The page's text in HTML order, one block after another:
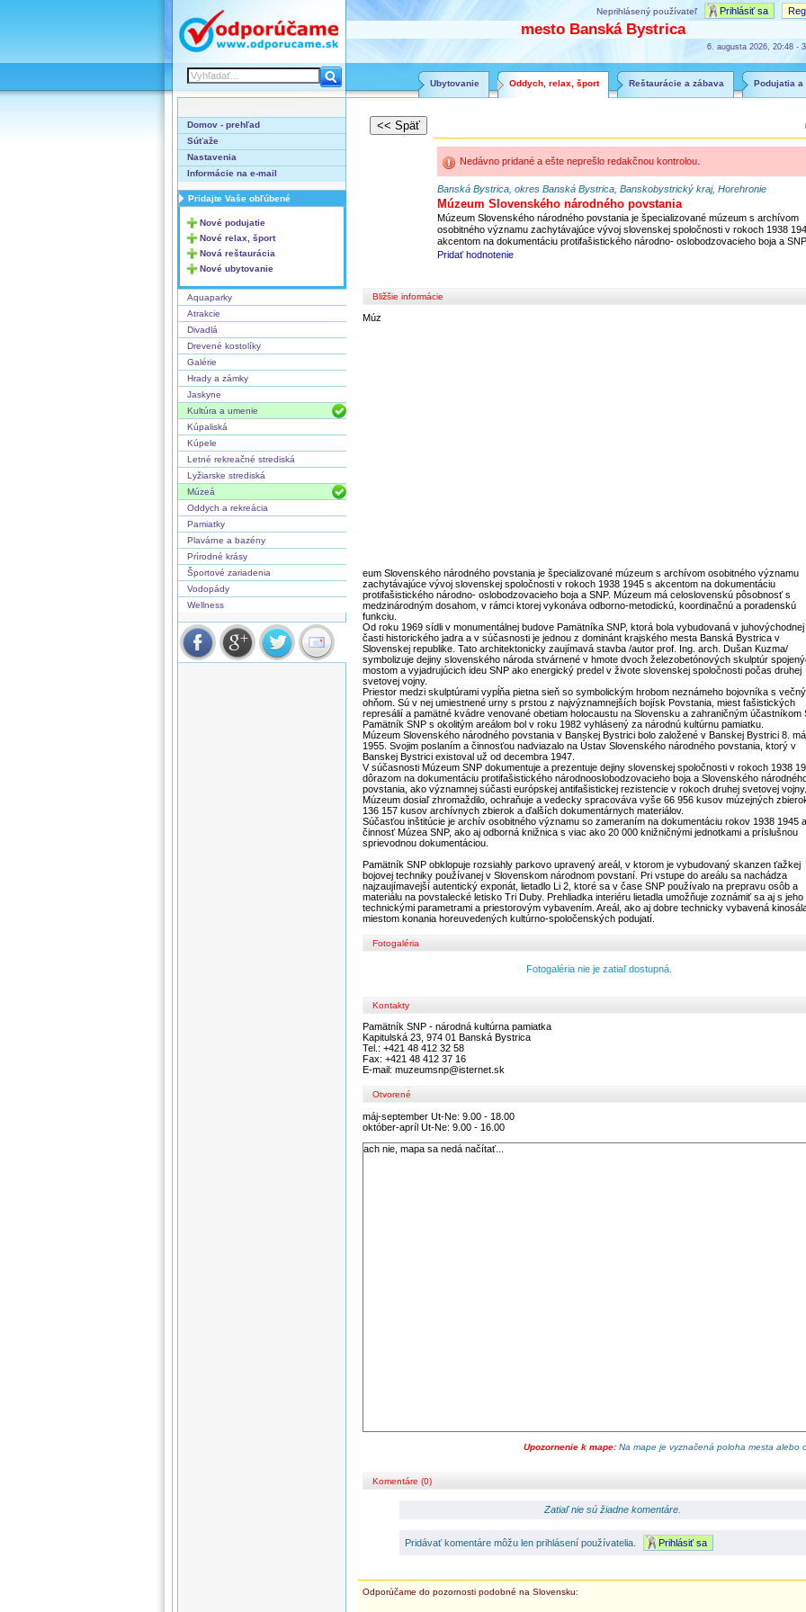
Neprihlásený používateľ Prihlásiť sa
mesto Banská Bystrica
6. augusta 2026, 20:48 -
Podujatia a
Reštaurácie a zábava
Oddych, relax, šport
Ubytovanie
Domov - prehľad
Súťaže
Nastavenia
Informácie na e-mail
Pridajte Vaše obľúbené
Nové podujatie
Nové relax, šport
Nová reštaurácia
Nové ubytovanie
Aquaparky
Atrakcie
Divadlá
Drevené kostolíky
Galérie
Hrady a zámky
Jaskyne
Kultúra a umenie
Kúpaliská
Kúpele
Letné rekreačné strediská
Lyžiarske strediská
Múzeá
Oddych a rekreácia
Pamiatky
Plavárne a bazény
Prírodné krásy
Športové zariadenia
Vodopády
Wellness
Nedávno pridané a ešte neprešlo redakčnou kontrolou.
Banská Bystrica, okres Banská Bystrica, Banskobystrický kraj, Horehronie
Múzeum Slovenského národného povstania
Múzeum Slovenského národného povstania je špecializované múzeum s archívom
osobitného významu zachytávajúce vývoj slovenskej spoločnosti v rokoch 1938
akcentom na dokumentáciu protifašistického národno- oslobodzovacieho boja a SNP.
Pridať hodnotenie
Bližšie informácie
Múz
eum Slovenského národného povstania je špecializované múzeum s archívom osobitného významu
zachytávajúce vývoj slovenskej spoločnosti v rokoch 1938 1945 s akcentom na dokumentáciu
protifašistického národno- oslobodzovacieho boja a SNP. Múzeum má celoslovenskú pôsobnosť s
medzinárodným dosahom, v rámci ktorej vykonáva odborno-metodickú, koordinačnú a poradenskú
funkciu.
Od roku 1969 sídli v monumentálnej budove Pamätníka SNP, ktorá bola vybudovaná v juhovýchodnej
časti historického jadra a v súčasnosti je jednou z dominánt krajského mesta Banská Bystrica v
Slovenskej republike. Tato architektonicky zaujímavá stavba /autor prof. Ing. arch. Dušan Kuzma/
symbolizuje dejiny slovenského národa stvárnené v hmote dvoch železobetónových skulptúr
mostom a vyjadrujúcich ideu SNP ako energický predel v živote slovenskej spoločnosti počas druhej
svetovej vojny.
Priestor medzi skulptúrami vypĺňa pietna sieň so symbolickým hrobom neznámeho bojovníka s
ohňom. Sú v nej umiestnené urny s prstou z najvýznamnejších bojísk Povstania, miest fašistických
represálií a pamätné kvádre venované obetiam holocaustu na Slovensku a zahraničným účastníkom
Pamätník SNP s okolitým areálom bol v roku 1982 vyhlásený za národnú kultúrnu pamiatku.
Múzeum Slovenského národného povstania v Banskej Bystrici bolo založené v Banskej Bystrici 8.
1955. Svojim poslaním a činnosťou nadviazalo na Ústav Slovenského národného povstania, ktorý v
Banskej Bystrici existoval už od decembra 1947.
V súčasnosti Múzeum SNP dokumentuje a prezentuje dejiny slovenskej spoločnosti v rokoch 1938
dôrazom na dokumentáciu protifašistického národnooslobodzovacieho boja a Slovenského
povstania, ako významnej súčasti európskej antifašistickej rezistencie v rokoch druhej svetovej vojny.
Múzeum dosiaľ zhromaždilo, ochraňuje a vedecky spracováva vyše 66 956 kusov múzejných
136 157 kusov archívnych zbierok a ďalších dokumentárnych materiálov.
Súčasťou inštitúcie je archív osobitného významu so zameraním na dokumentáciu rokov 1938 1945
činnosť Múzea SNP, ako aj odborná knižnica s viac ako 20 000 knižničnými jednotkami a príslušnou
sprievodnou dokumentáciou.
Pamätník SNP obklopuje rozsiahly parkovo upravený areál, v ktorom je vybudovaný skanzen ťažkej
bojovej techniky používanej v Slovenskom národnom povstaní. Pri vstupe do areálu sa nachádza
najzaujímavejší autentický exponát, lietadlo Li 2, ktoré sa v čase SNP používalo na prepravu osôb a
materiálu na povstalecké letisko Tri Duby. Prehliadka interiéru lietadla umožňuje zoznámiť sa aj s jeho
technickými parametrami a priestorovým vybavením. Areál, ako aj dobre technicky vybavená
miestom konania horeuvedených kultúrno-spoločenských podujatí.
Fotogaléria
Fotogaléria nie je zatiaľ dostupná.
Kontakty
Pamätník SNP - národná kultúrna pamiatka
Kapitulská 23, 974 01 Banská Bystrica
Tel.: +421 48 412 32 58
Fax: +421 48 412 37 16
E-mail: muzeumsnp@isternet.sk
Otvorené
máj-september Ut-Ne: 9.00 - 18.00
október-apríl Ut-Ne: 9.00 - 16.00
ach nie, mapa sa nedá načítať...
Upozornenie k mape: Na mape je vyznačená poloha mesta alebo
Komentáre (0)
Zatiaľ nie sú žiadne komentáre.
Pridávať komentáre môžu len prihlásení používatelia. Prihlásiť sa
Odporúčame do pozornosti podobné na Slovensku: